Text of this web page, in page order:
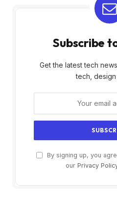
Subscribe
Get the latest tech
tech,
By signing up, you
our Privacy